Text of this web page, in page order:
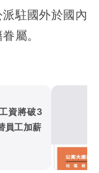
駐國外於國內
屬。
資將破3
員工加薪